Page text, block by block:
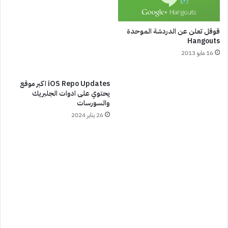
قوقل تعلن عن الدردشة الموحدة
Hangouts
16 مايو 2013
iOS Repo Updates اكبر موقع
يحتوي على ادوات الجلبريك
والسورسات
26 يناير 2024